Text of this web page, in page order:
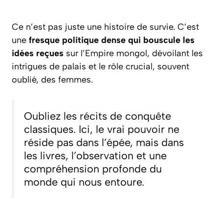
Ce n’est pas juste une histoire de survie. C’est
une fresque politique dense qui bouscule les
idées reçues sur l’Empire mongol, dévoilant les
intrigues de palais et le rôle crucial, souvent
oublié, des femmes.
Oubliez les récits de conquête
classiques. Ici, le vrai pouvoir ne
réside pas dans l’épée, mais dans
les livres, l’observation et une
compréhension profonde du
monde qui nous entoure.